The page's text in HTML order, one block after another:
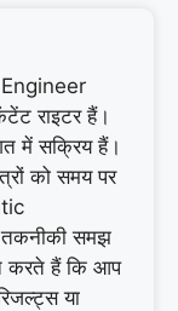
राइटर हैं।
में सक्रिय हैं।
को समय पर
समझ
करते हैं कि आप
या